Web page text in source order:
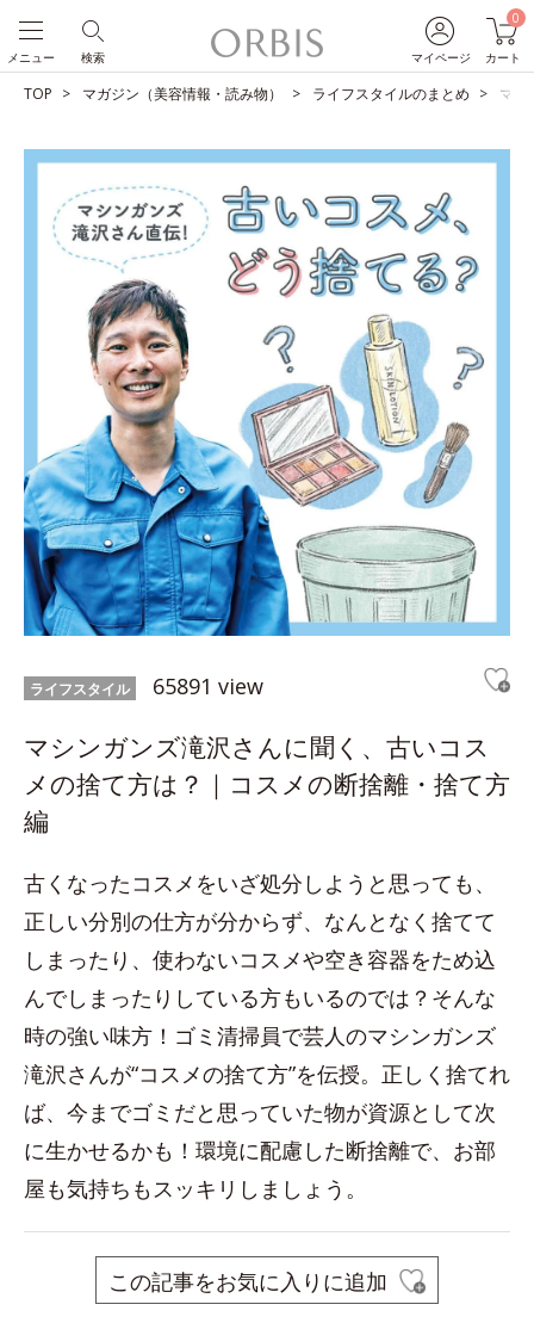
マイページ
0
カート
検索
メニュー
TOP マガジン（美容情報・読み物） ライフスタイルのまとめ マシ
ライフスタイル 65891 view
マシンガンズ滝沢さんに聞く、古いコス
メの捨て方は？｜コスメの断捨離・捨て方
編
古くなったコスメをいざ処分しようと思っても、
正しい分別の仕方が分からず、なんとなく捨てて
しまったり、使わないコスメや空き容器をため込
んでしまったりしている方もいるのでは？そんな
時の強い味方！ゴミ清掃員で芸人のマシンガンズ
滝沢さんが“コスメの捨て方”を伝授。正しく捨てれ
ば、今までゴミだと思っていた物が資源として次
に生かせるかも！環境に配慮した断捨離で、お部
屋も気持ちもスッキリしましょう。
この記事をお気に入りに追加